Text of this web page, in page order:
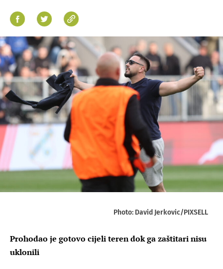
Photo: David Jerkovic/PIXSELL
Prohodao je gotovo cijeli teren dok ga zaštitari nisu
uklonili